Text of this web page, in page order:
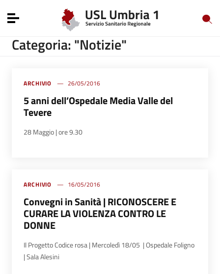
Vai al menu di navigazione
Toggle navigation
Categoria: "Notizie"
ARCHIVIO 26/05/2016
5 anni dell’Ospedale Media Valle del
Tevere
28 Maggio | ore 9.30
ARCHIVIO 16/05/2016
Convegni in Sanità | RICONOSCERE E
CURARE LA VIOLENZA CONTRO LE
DONNE
Il Progetto Codice rosa | Mercoledì 18/05 | Ospedale Foligno
| Sala Alesini